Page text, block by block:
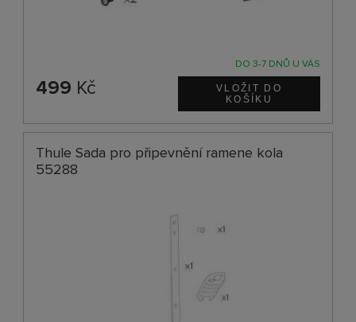
DO 3-7 DNŮ U VÁS
499 Kč
Thule Sada pro připevnění ramene kola
55288